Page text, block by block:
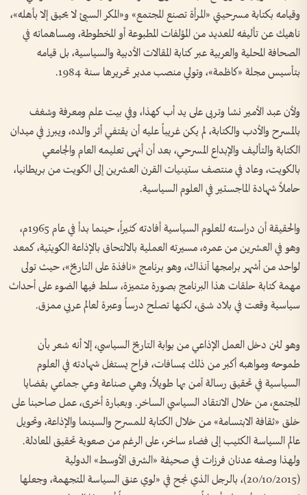
وقيامه بكتابة مسرحيتي «المرأة تصنع المجتمع» و«المكر السيئ لا يحيق إلا بأهله»،
ناهيك عن تأليفه للعديد من المؤلفات المطبوعة أو المخطوطة، ومساهماته في
الصحافة المحلية والعربية عبر كتابة المقالات الأدبية والسياسية، بل قيامه
بتأسيس مجلة «كاظمة»، وتولي منصب مدير تحريرها سنة 1984.
ولأن عبد الأمير نشا وتربى على يد أب كهذا، وفي بيت علم ومعرفة وشغف
بالمسرح والأدب والكتابة، لم يكن غريباً عليه أن يقتفي أثر والده، ويبرز في ميدان
الكتابة والتأليف والإبداع المسرحي، بعد أن أنهى تعليمه العام والجامعي
بالكويت، وعاد في منتصف ستينيات القرن العشرين إلى الكويت من بريطانيا،
حاملاً شهادة الماجستير في العلوم السياسية.
والحقيقة أن دراسته للعلوم السياسية أفادته كثيراً، حينما بدأ في عام 1965م،
وهو في العشرين من عمره، مسيرته العملية بالالتحاق بالإذاعة الكويتية، كمعد
لواحد من أشهر برامجها آنذاك، وهو برنامج «نافذة على التاريخ»، حيث تولى
مهمة كتابة حلقات هذا البرنامج بصورة متميزة، سلط فيها الضوء على أحداث
سياسية وقعت في بلاد شتى، لكنها تصلح درساً وعبرة لعالم عربي ممزق.
وهو لئن دخل العمل الإذاعي من بوابة التاريخ السياسي، إلا أنه شعر بأن
طموحه ومواهبه أكبر من ذلك بمسافات، فراح يستغل شهادته في العلوم
السياسية في تحقيق رسالة آمن بها طويلاً، وهي صناعة وعي جماعي بقضايا
المجتمع، من خلال الانتقاد السياسي الساخر. وبعبارة أخرى، عمل صاحبنا على
خلق «ثقافة الابتسامة» من خلال الكتابة للمسرح والسينما والإذاعة، وتحويل
عالم السياسة الكئيب إلى فضاء ساخر، على الرغم من صعوبة تحقيق المعادلة.
ولهذا وصفه عدنان فرزات في صحيفة «الشرق الأوسط» الدولية
(20/10/2015)، بالرجل الذي نجح في «لوي عنق السياسة المتجهمة، وجعلها